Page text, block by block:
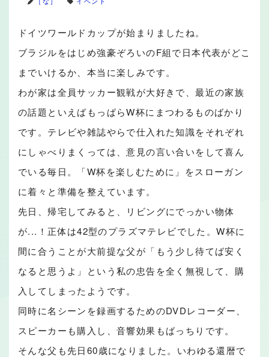
ドイツワールドカップが始まりましたね。
ブラジルをはじめ強豪ぞろいのF組で日本代表がどこ
までいけるか、本当に楽しみです。
わが家は全員サッカー観戦が大好きで、最近の家族
の話題といえばもっぱらW杯にまつわるものばかり
です。テレビや雑誌やらで仕入れた知識をそれぞれ
にしゃべりまくっては、意見の言い合いをして喜ん
でいる毎日。「W杯を楽しむために」をスローガン
に着々と準備を整えています。
先日、帰宅してみると、リビングにでっかい物体
が...！正体は42型のプラズマテレビでした。W杯に
間に合うことが大前提な父が「もう少し待てば安く
なると思うよ」という私の忠告を全く無視して、購
入してしまったようです。
同時に名シーンを録画するためのDVDレコーダー、
スピーカーも購入し、音響効果もばっちりです。
そんな父も先日60歳になりました。いわゆる還暦で